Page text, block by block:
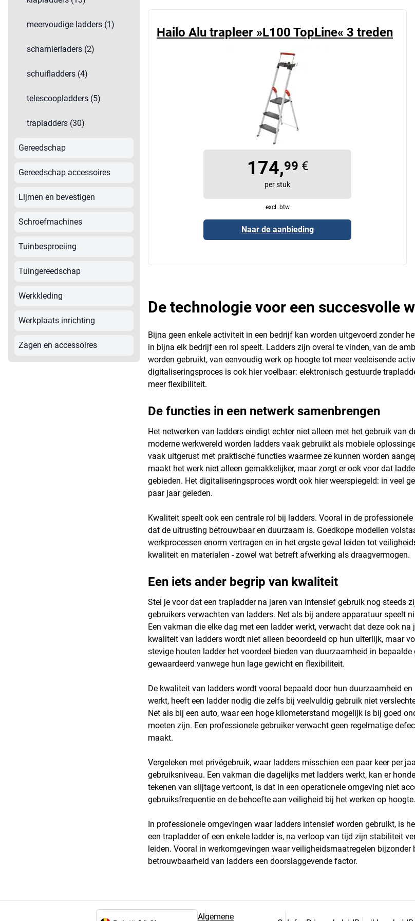
meervoudige ladders (1)
scharnierladers (2)
schuifladders (4)
telescoopladders (5)
trapladders (30)
Gereedschap
Gereedschap accessoires
Lijmen en bevestigen
Schroefmachines
Tuinbesproeiing
Tuingereedschap
Werkkleding
Werkplaats inrichting
Zagen en accessoires
Hailo Alu trapleer »L100 TopLine« 3 treden
174,99 €
per stuk
excl. btw
Naar de aanbieding
De technologie voor een succesvolle
Bijna geen enkele activiteit in een bedrijf kan worden uitgevoerd zonder
in bijna elk bedrijf een rol speelt. Ladders zijn overal te vinden, van de
worden gebruikt, van eenvoudig werk op hoogte tot meer veeleisende
digitaliseringsproces is ook hier voelbaar: elektronisch gestuurde
meer flexibiliteit.
De functies in een netwerk samenbrengen
Het netwerken van ladders eindigt echter niet alleen met het gebruik van
moderne werkwereld worden ladders vaak gebruikt als mobiele
vaak uitgerust met praktische functies waarmee ze kunnen worden
maakt het werk niet alleen gemakkelijker, maar zorgt er ook voor dat
gebieden. Het digitaliseringsproces wordt ook hier weerspiegeld: in veel
paar jaar geleden.
Kwaliteit speelt ook een centrale rol bij ladders. Vooral in de
dat de uitrusting betrouwbaar en duurzaam is. Goedkope modellen
werkprocessen enorm vertragen en in het ergste geval leiden tot
kwaliteit en materialen - zowel wat betreft afwerking als draagvermogen.
Een iets ander begrip van kwaliteit
Stel je voor dat een trapladder na jaren van intensief gebruik nog
gebruikers verwachten van ladders. Net als bij andere apparatuur speelt
Een vakman die elke dag met een ladder werkt, verwacht dat deze ook
kwaliteit van ladders wordt niet alleen beoordeeld op hun uiterlijk, maar
stevige houten ladder het voordeel bieden van duurzaamheid in
gewaardeerd vanwege hun lage gewicht en flexibiliteit.
De kwaliteit van ladders wordt vooral bepaald door hun duurzaamheid
werkt, heeft een ladder nodig die zelfs bij veelvuldig gebruik niet
Net als bij een auto, waar een hoge kilometerstand mogelijk is bij goed
moeten zijn. Een professionele gebruiker verwacht geen regelmatige
maakt.
Vergeleken met privégebruik, waar ladders misschien een paar keer per
gebruiksniveau. Een vakman die dagelijks met ladders werkt, kan er
tekenen van slijtage vertoont, is dat in een operationele omgeving niet
gebruiksfrequentie en de behoefte aan veiligheid bij het werken op hoogte.
In professionele omgevingen waar ladders intensief worden gebruikt, is
een trapladder of een enkele ladder is, na verloop van tijd zijn stabiliteit
leiden. Vooral in werkomgevingen waar veiligheidsmaatregelen
betrouwbaarheid van ladders een doorslaggevende factor.
Algemene